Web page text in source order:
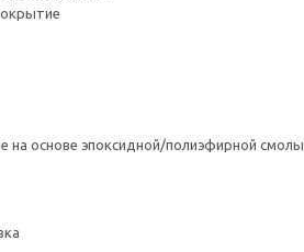
основе эпоксидной/полиэфирной смолы